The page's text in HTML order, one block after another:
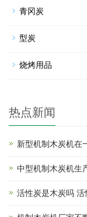
青冈炭
型炭
烧烤用品
热点新闻
新型机制木炭机在
中型机制木炭机生
活性炭是木炭吗 活